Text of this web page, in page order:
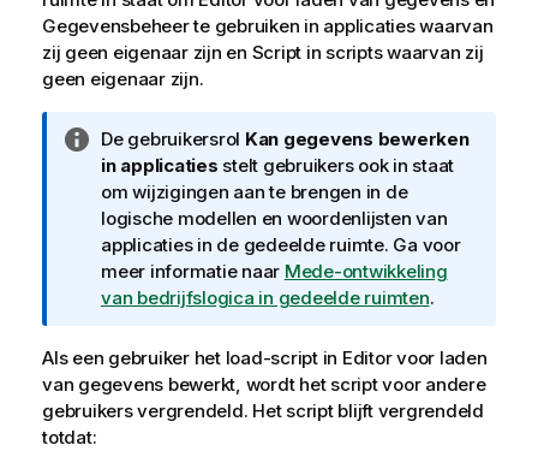
Gegevensbeheerte gebruiken in applicaties waarvan
zij geen eigenaar zijn en Script in scripts waarvan zij
geen eigenaar zijn.
I
n
f
o
r
m
a
i
e
De gebruikersrol Kan gegevens bewerken
in applicaties stelt gebruikers ook in staat
om wijzigingen aan te brengen in de
logische modellen en woordenlijsten van
applicaties in de gedeelde ruimte. Ga voor
meer informatie naar Mede-ontwikkeling
van bedrijfslogica in gedeelde ruimten.
Als een gebruiker het load-scriptin Editor voor laden
van gegevens bewerkt, wordt het script voor andere
gebruikers vergrendeld. Het script blijft vergrendeld
totdat: